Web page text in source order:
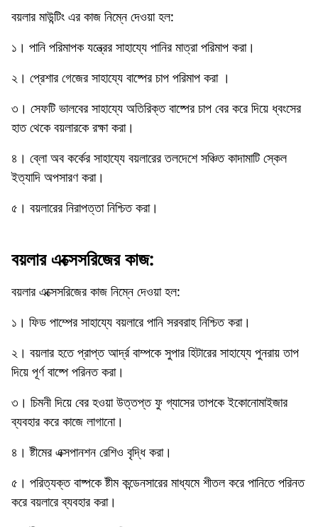
বয়লার মাউন্টিং এর কাজ নিম্নে দেওয়া হল:
১। পানি পরিমাপক যন্ত্রের সাহায্যে পানির মাত্রা পরিমাপ করা।
২। প্রেশার গেজের সাহায্যে বাষ্পের চাপ পরিমাপ করা ।
৩। সেফটি ভালবের সাহায্যে অতিরিক্ত বাষ্পের চাপ বের করে দিয়ে ধ্বংসের
হাত থেকে বয়লারকে রক্ষা করা।
৪। ব্লো অব কর্কের সাহায্যে বয়লারের তলদেশে সঞ্চিত কাদামাটি স্কেল
ইত্যাদি অপসারণ করা।
৫। বয়লারের নিরাপত্তা নিশ্চিত করা।
বয়লার এক্সেসরিজের কাজ:
বয়লার এক্সেসরিজের কাজ নিম্নে দেওয়া হল:
১। ফিড পাম্পের সাহায্যে বয়লারে পানি সরবরাহ নিশ্চিত করা।
২। বয়লার হতে প্রাপ্ত আর্দ্র বাম্পকে সুপার হিটারের সাহায্যে পুনরায় তাপ
দিয়ে পূর্ণ বাষ্পে পরিনত করা।
৩। চিমনী দিয়ে বের হওয়া উত্তপ্ত ফু গ্যাসের তাপকে ইকোনােমাইজার
ব্যবহার করে কাজে লাগানাে।
৪। ষ্টীমের এক্সপানশন রেশিও বৃদ্ধি করা।
৫। পরিত্যক্ত বাষ্পকে ষ্টীম কন্ডেনসারের মাধ্যমে শীতল করে পানিতে পরিনত
করে বয়লারে ব্যবহার করা।